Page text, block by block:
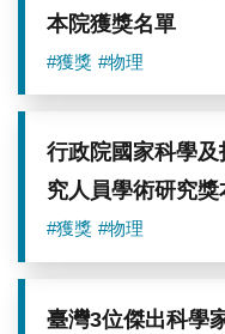
本院獲獎名單
#獲獎 #物理
行政院國家科學
究人員學術研究
#獲獎 #物理
臺灣3位傑出科學